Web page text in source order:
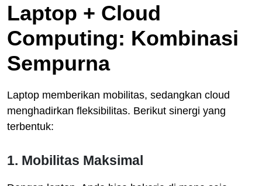
Laptop + Cloud
Computing: Kombinasi
Sempurna
Laptop memberikan mobilitas, sedangkan cloud
menghadirkan fleksibilitas. Berikut sinergi yang
terbentuk:
1. Mobilitas Maksimal